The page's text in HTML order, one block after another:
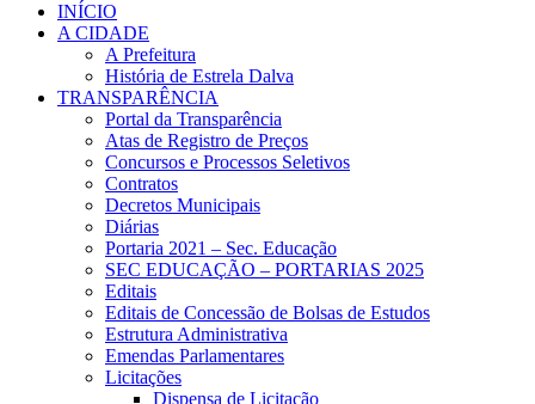
INÍCIO
A CIDADE
A Prefeitura
História de Estrela Dalva
TRANSPARÊNCIA
Portal da Transparência
Atas de Registro de Preços
Concursos e Processos Seletivos
Contratos
Decretos Municipais
Diárias
Portaria 2021 – Sec. Educação
SEC EDUCAÇÃO – PORTARIAS 2025
Editais
Editais de Concessão de Bolsas de Estudos
Estrutura Administrativa
Emendas Parlamentares
Licitações
Dispensa de Licitação